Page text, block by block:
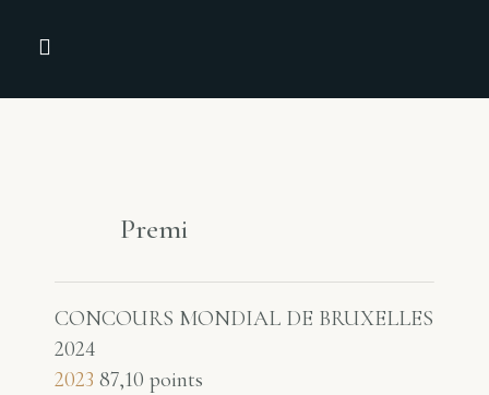
Premi
CONCOURS MONDIAL DE BRUXELLES
2024
2023 87,10 points